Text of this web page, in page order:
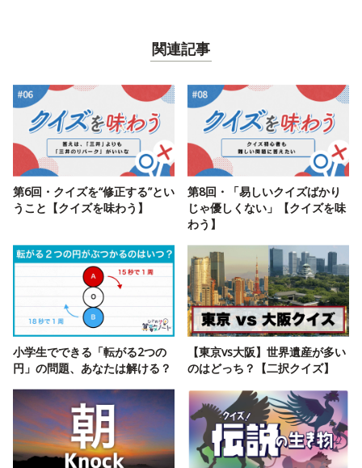
関連記事
第6回・クイズを“修正する”とい
うこと【クイズを味わう】
第8回・「易しいクイズばかり
じゃ優しくない」【クイズを味
わう】
小学生でできる「転がる2つの
円」の問題、あなたは解ける？
【東京vs大阪】世界遺産が多い
のはどっち？【二択クイズ】